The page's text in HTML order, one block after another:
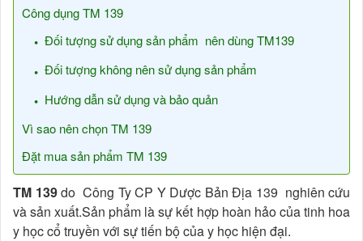
Công dụng TM 139
Đối tượng sử dụng sản phẩm nên dùng TM139
Đối tượng không nên sử dụng sản phẩm
Hướng dẫn sử dụng và bảo quản
Vì sao nên chọn TM 139
Đặt mua sản phẩm TM 139
TM 139do Công Ty CP Y Dược Bản Địa 139 nghiên cứu
và sản xuất.Sản phẩm là sự kết hợp hoàn hảo của tinh hoa
y học cổ truyền với sự tiến bộ của y học hiện đại.